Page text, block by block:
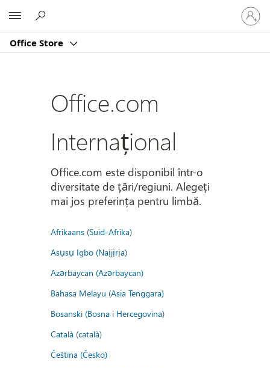
Office Store
vă
la
dvs.
Office.com
Internațional
Office.com este disponibil într-o
diversitate de țări/regiuni. Alegeți
mai jos preferința pentru limbă.
Afrikaans (Suid-Afrika)
Asụsụ Igbo (Naịjịrịa)
Azərbaycan (Azərbaycan)
Bahasa Melayu (Asia Tenggara)
Bosanski (Bosna i Hercegovina)
Català (català)
Čeština (Česko)